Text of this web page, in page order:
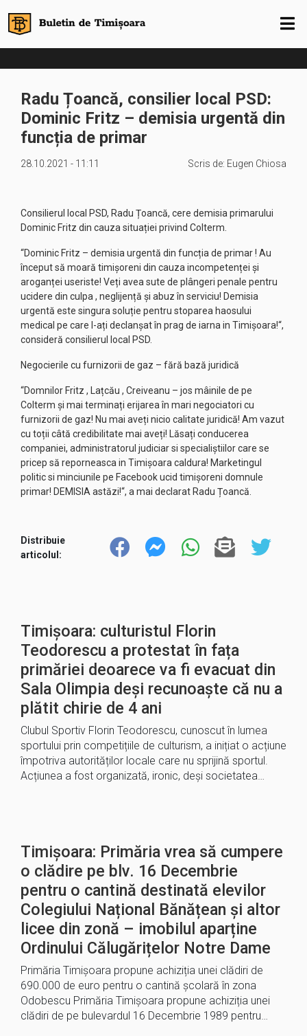
Radu Țoancă, consilier local PSD:
Dominic Fritz – demisia urgentă din
funcția de primar
28.10.2021 - 11:11 Scris de: Eugen Chiosa
Consilierul local PSD, Radu Țoancă, cere demisia primarului
Dominic Fritz din cauza situației privind Colterm.
“Dominic Fritz – demisia urgentă din funcția de primar ! Au
început să moară timișoreni din cauza incompetenței și
aroganței useriste! Veți avea sute de plângeri penale pentru
ucidere din culpa , neglijență și abuz în serviciu! Demisia
urgentă este singura soluție pentru stoparea haosului
medical pe care l-ați declanșat în prag de iarna in Timișoara!“,
consideră consilierul local PSD.
Negocierile cu furnizorii de gaz – fără bază juridică
“Domnilor Fritz , Lațcău , Creiveanu – jos mâinile de pe
Colterm și mai terminați erijarea în mari negociatori cu
furnizorii de gaz! Nu mai aveți nicio calitate juridică! Am vazut
cu toții câtă credibilitate mai aveți! Lăsați conducerea
companiei, administratorul judiciar si specialiștiilor care se
pricep să reporneasca in Timișoara caldura! Marketingul
politic si minciunile pe Facebook ucid timișoreni domnule
primar! DEMISIA astăzi!“, a mai declarat Radu Țoancă.
Distribuie
articolul:
Timișoara: culturistul Florin
Teodorescu a protestat în fața
primăriei deoarece va fi evacuat din
Sala Olimpia deși recunoaște că nu a
plătit chirie de 4 ani
Clubul Sportiv Florin Teodorescu, cunoscut în lumea
sportului prin competițiile de culturism, a inițiat o acțiune
împotriva autorităților locale care nu sprijină sportul.
Acțiunea a fost organizată, ironic, deși societatea…
Timișoara: Primăria vrea să cumpere
o clădire pe blv. 16 Decembrie
pentru o cantină destinată elevilor
Colegiului Național Bănățean și altor
licee din zonă – imobilul aparține
Ordinului Călugărițelor Notre Dame
Primăria Timișoara propune achiziția unei clădiri de
690.000 de euro pentru o cantină școlară în zona
Odobescu Primăria Timișoara propune achiziția unei
clădiri de pe bulevardul 16 Decembrie 1989 pentru…